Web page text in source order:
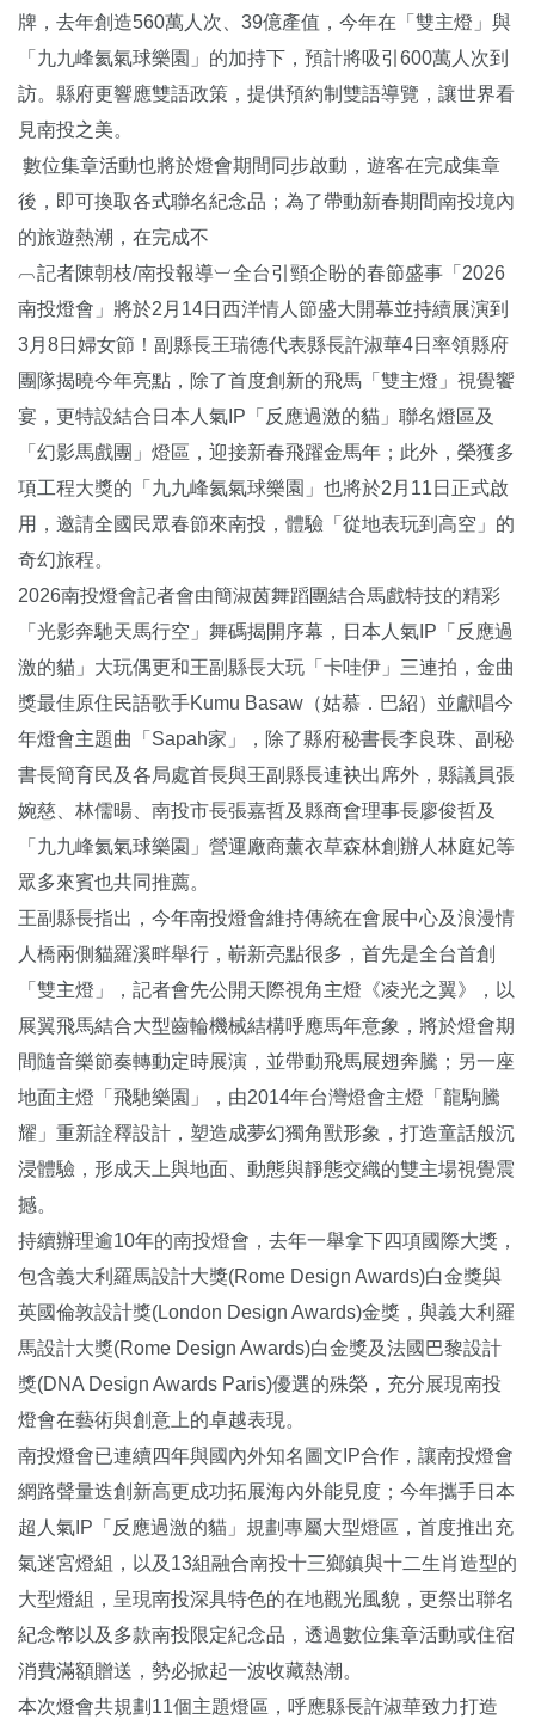
牌，去年創造560萬人次、39億產值，今年在「雙主燈」與
「九九峰氦氣球樂園」的加持下，預計將吸引600萬人次到
訪。縣府更響應雙語政策，提供預約制雙語導覽，讓世界看
見南投之美。
數位集章活動也將於燈會期間同步啟動，遊客在完成集章
後，即可換取各式聯名紀念品；為了帶動新春期間南投境內
的旅遊熱潮，在完成不
︹記者陳朝枝/南投報導︺全台引頸企盼的春節盛事「2026
南投燈會」將於2月14日西洋情人節盛大開幕並持續展演到
3月8日婦女節！副縣長王瑞德代表縣長許淑華4日率領縣府
團隊揭曉今年亮點，除了首度創新的飛馬「雙主燈」視覺饗
宴，更特設結合日本人氣IP「反應過激的貓」聯名燈區及
「幻影馬戲團」燈區，迎接新春飛躍金馬年；此外，榮獲多
項工程大獎的「九九峰氦氣球樂園」也將於2月11日正式啟
用，邀請全國民眾春節來南投，體驗「從地表玩到高空」的
奇幻旅程。
2026南投燈會記者會由簡淑茵舞蹈團結合馬戲特技的精彩
「光影奔馳天馬行空」舞碼揭開序幕，日本人氣IP「反應過
激的貓」大玩偶更和王副縣長大玩「卡哇伊」三連拍，金曲
獎最佳原住民語歌手Kumu Basaw（姑慕．巴紹）並獻唱今
年燈會主題曲「Sapah家」，除了縣府秘書長李良珠、副秘
書長簡育民及各局處首長與王副縣長連袂出席外，縣議員張
婉慈、林儒暘、南投市長張嘉哲及縣商會理事長廖俊哲及
「九九峰氦氣球樂園」營運廠商薰衣草森林創辦人林庭妃等
眾多來賓也共同推薦。
王副縣長指出，今年南投燈會維持傳統在會展中心及浪漫情
人橋兩側貓羅溪畔舉行，嶄新亮點很多，首先是全台首創
「雙主燈」，記者會先公開天際視角主燈《凌光之翼》，以
展翼飛馬結合大型齒輪機械結構呼應馬年意象，將於燈會期
間隨音樂節奏轉動定時展演，並帶動飛馬展翅奔騰；另一座
地面主燈「飛馳樂園」，由2014年台灣燈會主燈「龍駒騰
耀」重新詮釋設計，塑造成夢幻獨角獸形象，打造童話般沉
浸體驗，形成天上與地面、動態與靜態交織的雙主場視覺震
撼。
持續辦理逾10年的南投燈會，去年一舉拿下四項國際大獎，
包含義大利羅馬設計大獎(Rome Design Awards)白金獎與
英國倫敦設計獎(London Design Awards)金獎，與義大利羅
馬設計大獎(Rome Design Awards)白金獎及法國巴黎設計
獎(DNA Design Awards Paris)優選的殊榮，充分展現南投
燈會在藝術與創意上的卓越表現。
南投燈會已連續四年與國內外知名圖文IP合作，讓南投燈會
網路聲量迭創新高更成功拓展海內外能見度；今年攜手日本
超人氣IP「反應過激的貓」規劃專屬大型燈區，首度推出充
氣迷宮燈組，以及13組融合南投十三鄉鎮與十二生肖造型的
大型燈組，呈現南投深具特色的在地觀光風貌，更祭出聯名
紀念幣以及多款南投限定紀念品，透過數位集章活動或住宿
消費滿額贈送，勢必掀起一波收藏熱潮。
本次燈會共規劃11個主題燈區，呼應縣長許淑華致力打造